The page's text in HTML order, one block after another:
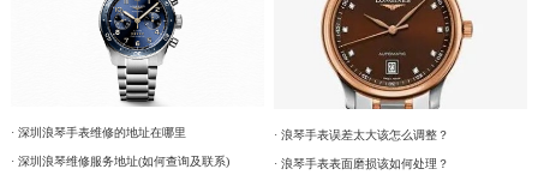
· 深圳浪琴手表维修的地址在哪里
· 深圳浪琴维修服务地址(如何查询及联系)
· 浪琴手表误差太大该怎么调整？
· 浪琴手表表面磨损该如何处理？